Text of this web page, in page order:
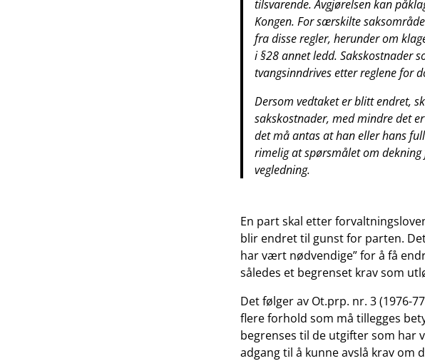
tilsvarende. Avgjørelsen kan
Kongen. For særskilte
fra disse regler, herunder om
i §28 annet ledd. Sakskostnader
tvangsinndrives etter reglene for
Dersom vedtaket er blitt endret,
sakskostnader, med mindre det
det må antas at han eller hans
rimelig at spørsmålet om
vegledning.
En part skal etter
blir endret til gunst for parten.
har vært nødvendige” for å få
således et begrenset krav som
Det følger av Ot.prp. nr. 3 (1976-
flere forhold som må tillegges
begrenses til de utgifter som har
adgang til å kunne avslå krav om